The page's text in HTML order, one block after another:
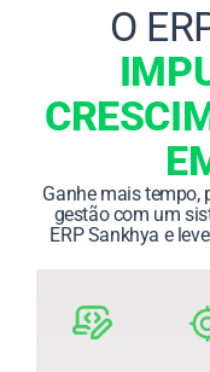
O
Ganhe mais tempo,
gestão com um
ERP Sankhya e